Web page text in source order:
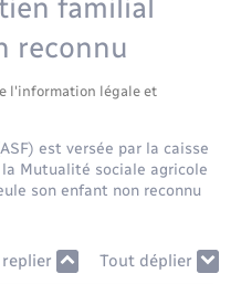
familial
reconnu
l'information légale et
est versée par la caisse
Mutualité sociale agricole
son enfant non reconnu
Tout déplier